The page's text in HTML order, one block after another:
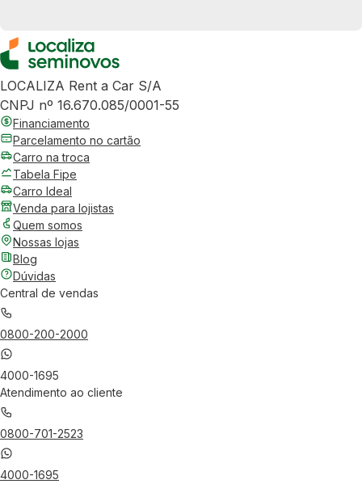
LOCALIZA Rent a Car S/A
CNPJ nº 16.670.085/0001-55
Financiamento
Parcelamento no cartão
Carro na troca
Tabela Fipe
Carro Ideal
Venda para lojistas
Quem somos
Nossas lojas
Blog
Dúvidas
Central de vendas
0800-200-2000
4000-1695
Atendimento ao cliente
0800-701-2523
4000-1695